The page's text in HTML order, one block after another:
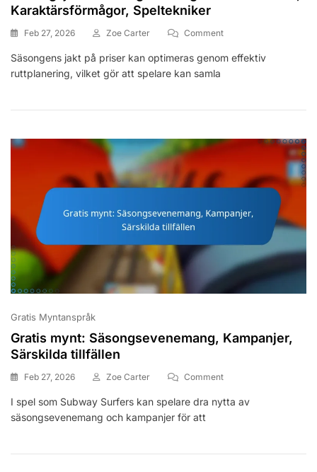
Karaktärsförmågor, Speltekniker
Feb 27, 2026 Zoe Carter CommentOn
Belöning
Karaktärsförmågor,
Säsongens jakt på priser kan optimeras genom effektiv
ruttplanering, vilket gör att spelare kan samla
Gratis Myntanspråk
Gratis mynt: Säsongsevenemang, Kampanjer,
Särskilda tillfällen
Feb 27, 2026 Zoe Carter CommentOn
Mynt:
Tillfällen
I spel som Subway Surfers kan spelare dra nytta av
säsongsevenemang och kampanjer för att